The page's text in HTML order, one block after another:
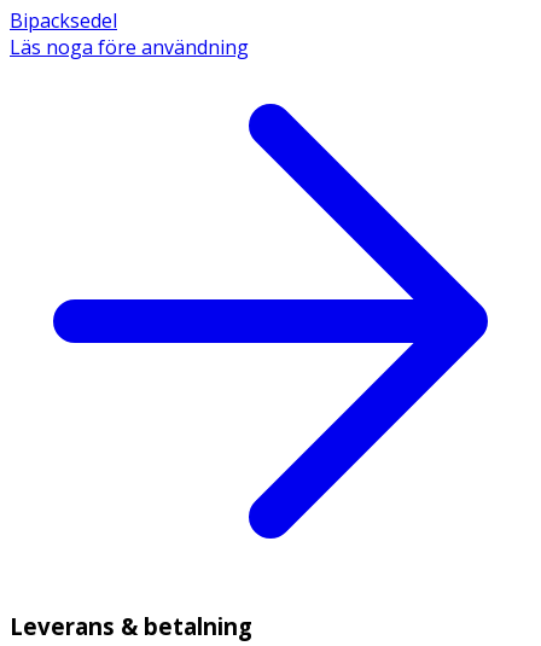
Bipacksedel
Läs noga före användning
Leverans & betalning